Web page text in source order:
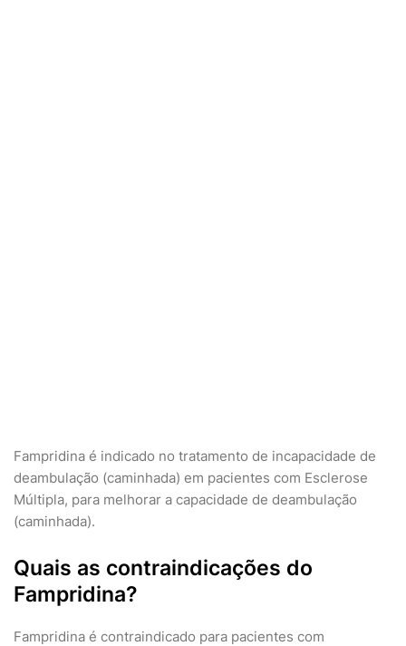
Fampridina é indicado no tratamento de incapacidade de
deambulação (caminhada) em pacientes com Esclerose
Múltipla, para melhorar a capacidade de deambulação
(caminhada).
Quais as contraindicações do
Fampridina?
Fampridina é contraindicado para pacientes com